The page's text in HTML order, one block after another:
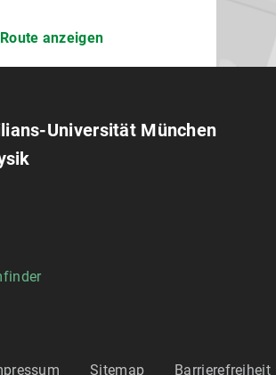
Route anzeigen
Universität München
Sitemap Barrierefreiheit